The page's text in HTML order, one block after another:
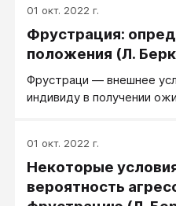
01 окт. 2022 г.
Фрустрация:
положения (Л.
Фрустраци — внешнее
индивиду в получении
01 окт. 2022 г.
Некоторые
вероятность